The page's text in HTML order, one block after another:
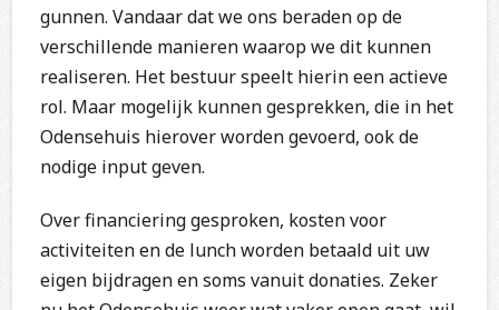
gunnen. Vandaar dat we ons beraden op de
verschillende manieren waarop we dit kunnen
realiseren. Het bestuur speelt hierin een actieve
rol. Maar mogelijk kunnen gesprekken, die in het
Odensehuis hierover worden gevoerd, ook de
nodige input geven.
Over financiering gesproken, kosten voor
activiteiten en de lunch worden betaald uit uw
eigen bijdragen en soms vanuit donaties. Zeker